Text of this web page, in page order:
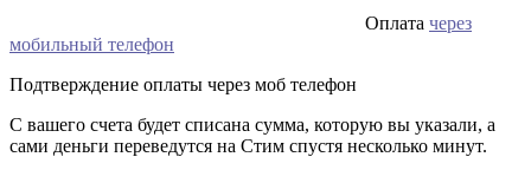
Оплата через
мобильный телефон
Подтверждение оплаты через моб телефон
С вашего счета будет списана сумма, которую вы указали, а
сами деньги переведутся на Стим спустя несколько минут.